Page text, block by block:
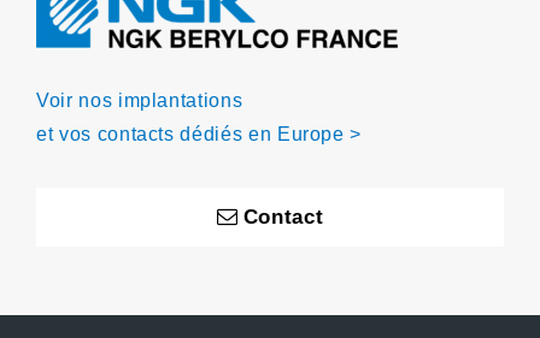
Voir nos implantations
et vos contacts dédiés en Europe >
Contact